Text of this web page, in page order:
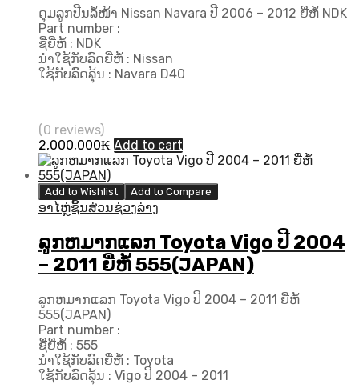
ດຸມລູກປືນລໍ້ໜ້າ Nissan Navara ປີ 2006 – 2012 ຍີ່ຫໍ້ NDK
Part number :
ຊື່ຍີ່ຫໍ້ : NDK
ນຳໃຊ້ກັບລົດຍີ່ຫໍ້ : Nissan
ໃຊ້ກັບລົດລຸ້ນ : Navara D40
(0 reviews)
2,000,000₭ Add to cart
Add to Wishlist Add to Compare
ອາໄຫຼ່ຊິ້ນສ່ວນຊ່ວງລ່າງ
ລູກຫມາກແລກ Toyota Vigo ປີ​ 2004
– 2011 ຍີ່ຫໍ້ 555(JAPAN)
ລູກຫມາກແລກ Toyota Vigo ປີ​ 2004 – 2011 ຍີ່ຫໍ້
555(JAPAN)
Part number :
ຊື່ຍີ່ຫໍ້ : 555
ນຳໃຊ້ກັບລົດຍີ່ຫໍ້ : Toyota
ໃຊ້ກັບລົດລຸ້ນ : Vigo ປີ​ 2004 – 2011